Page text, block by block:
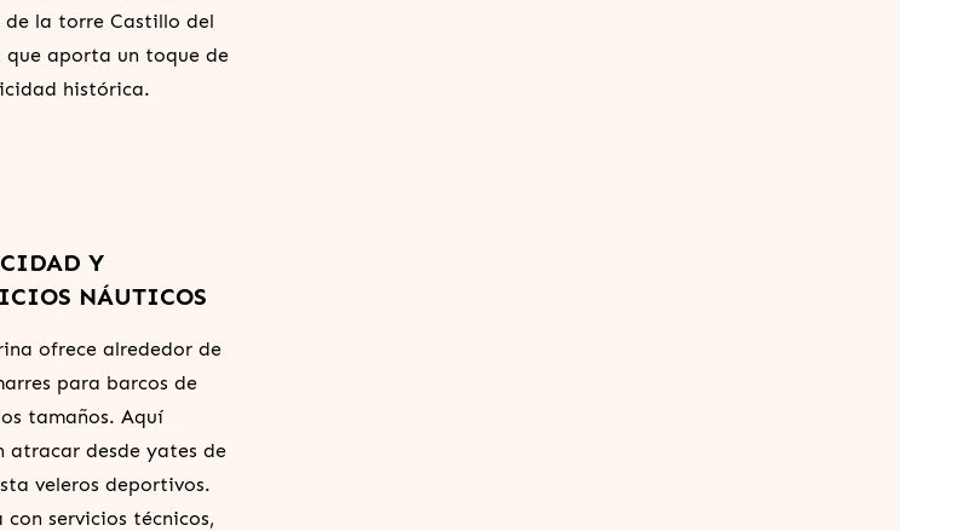
de la torre Castillo del
que aporta un toque de
histórica.
Y
NÁUTICOS
ofrece alrededor de
para barcos de
tamaños. Aquí
atracar desde yates de
veleros deportivos.
con servicios técnicos,